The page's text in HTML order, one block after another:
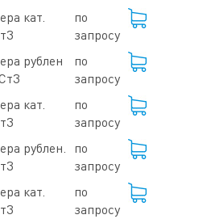
кат.
по
запросу
рублен
по
запросу
кат.
по
запросу
рублен.
по
запросу
кат.
по
запросу